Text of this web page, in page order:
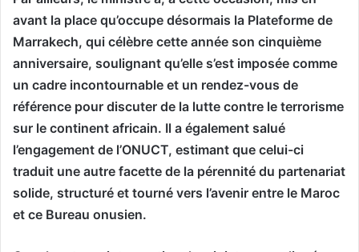
avant la place qu’occupe désormais la Plateforme de
Marrakech, qui célèbre cette année son cinquième
anniversaire, soulignant qu’elle s’est imposée comme
un cadre incontournable et un rendez-vous de
référence pour discuter de la lutte contre le terrorisme
sur le continent africain. Il a également salué
l’engagement de l’ONUCT, estimant que celui-ci
traduit une autre facette de la pérennité du partenariat
solide, structuré et tourné vers l’avenir entre le Maroc
et ce Bureau onusien.